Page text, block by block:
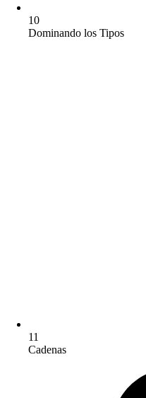
10
Dominando los Tipos
11
Cadenas